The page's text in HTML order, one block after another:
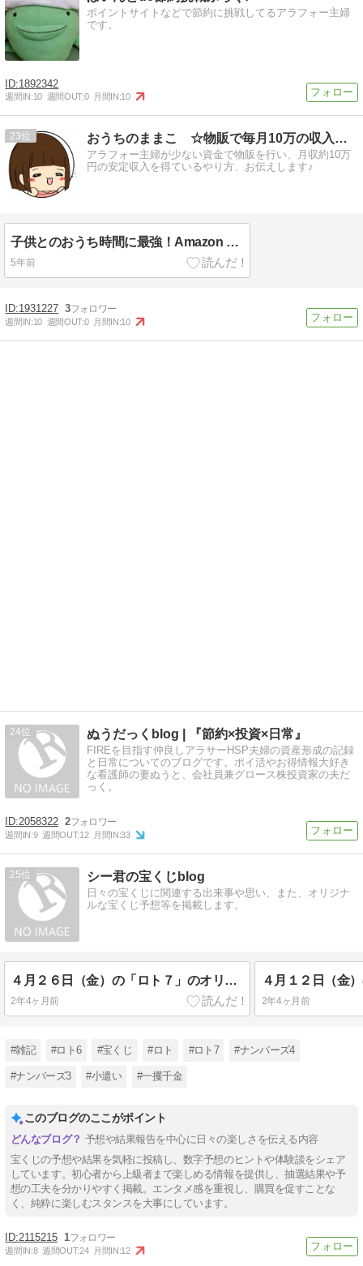
ポイントサイトなどで節約に挑戦してるアラフォー主婦
です。
1892342
週間IN:10 週間OUT:0 月間IN:10
23 おうちのままこ ☆物販で毎月10万の収入ゲット☆
アラフォー主婦が少ない資金で物販を行い、月収約10万
円の安定収入を得ているやり方、お伝えします♪
子供とのおうち時間に最強！Amazon Fire TV Stick
5年前
1931227 3
週間IN:10 週間OUT:0 月間IN:10
24 ぬうだっくblog | 『節約×投資×日常』
FIREを目指す仲良しアラサーHSP夫婦の資産形成の記録
と日常についてのブログです。ポイ活やお得情報大好き
な看護師の妻ぬうと、会社員兼グロース株投資家の夫だ
っく。
2058322 2
週間IN:9 週間OUT:12 月間IN:33
25 シー君の宝くじblog
日々の宝くじに関連する出来事や思い、また、オリジナ
ルな宝くじ予想等を掲載します。
４月２６日（金）の「ロト７」のオリジナル予想
2年4ヶ月前 2年4ヶ月前
#雑記 #ロト6 #宝くじ #ロト #ロト7 #ナンバーズ4
#ナンバーズ3 #小遣い #一攫千金
このブログのここがポイント
予想や結果報告を中心に日々の楽しさを伝える内容
宝くじの予想や結果を気軽に投稿し、数字予想のヒントや体験談をシェア
しています。初心者から上級者まで楽しめる情報を提供し、抽選結果や予
想の工夫を分かりやすく掲載。エンタメ感を重視し、購買を促すことな
く、純粋に楽しむスタンスを大事にしています。
2115215 1
週間IN:8 週間OUT:24 月間IN:12